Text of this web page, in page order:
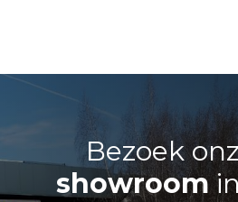
Bezoek
showroom